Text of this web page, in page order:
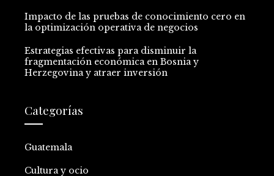
Impacto de las pruebas de conocimiento cero en
la optimización operativa de negocios
Estrategias efectivas para disminuir la
fragmentación económica en Bosnia y
Herzegovina y atraer inversión
Categorías
Guatemala
Cultura y ocio